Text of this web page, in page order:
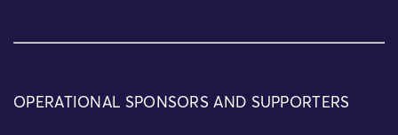
OPERATIONAL SPONSORS AND SUPPORTERS